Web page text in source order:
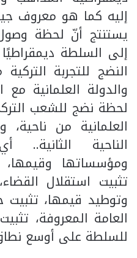
إليه كما هو معروف
يستنتج أنّ لحظة
إلى السلطة
النضج للتجربة
والدولة العلمانية مع
لحظة نضج للشعب
العلمانية من
الناحية الثانية..
ومؤسساتها
تثبيت استقلال
وتوطيد قيمها، تثبيت
العامة المعروفة،
للسلطة على أوسع نطاق